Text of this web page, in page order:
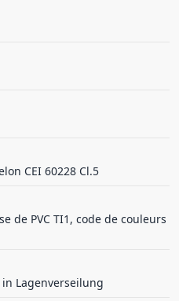
CEI 60228 Cl.5
de PVC TI1, code de couleurs
Lagenverseilung